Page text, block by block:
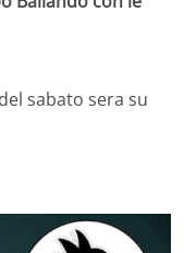
sabato sera su